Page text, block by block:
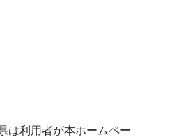
は利用者が本ホームペー